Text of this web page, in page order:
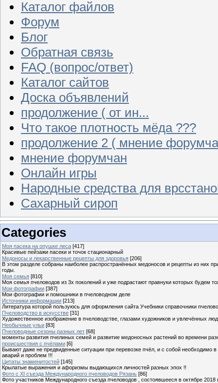
Каталог файлов
Форум
Блог
Обратная связь
FAQ (вопрос/ответ)
Каталог сайтов
Доска объявлений
продолжение ( от ин...
Что такое плотность мёда ???
продолжение 2 ( мнение
мнение форумчан
Онлайн игры
Народные средства для
Сахарный сироп
Categories
Моя пасека на опушке леса [417]
Красивые пейзажи пасеки и точок стационарный
Медоносы и лекарственные рецепты для здоровья [206]
В этом разделе собраны наиболее распространённых медоносов и рецепты из них
годы.
Моя семья [810]
Моя семья пчеловодов из 3х поколений и уже подрастают правнуки которых будем
Мои фотографии [387]
Мои фотографии и помошники в пчеловодном деле
Источники информации [213]
Литература которой пользуюсь для оформления сайта Учебники справочники
Пчеловодство в искусстве [31]
Художественное изображение в пчеловодстве, глазами художников и увлечённых
Необычные ульи [83]
Пчеловодные сезоны разных лет [68]
моменты развития пчелиных семей и развитие медоносных растений во времени
происшествия с пчёлами [6]
Бывают даже не предвиденные ситуации при перевозке пчёл, и с собой необходимо
аварий и проблем !!!
Цитаты знаменитостей [145]
Крылатые выражения и афоризмы выдающихся личностей разных эпох !!
Фото с XI съезда Международного пчеловодов Рязань [86]
Фото участников Международного съезда пчеловодов , состоявшееся в октябре 2018